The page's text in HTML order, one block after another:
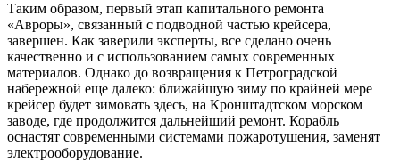
Таким образом, первый этап капитального ремонта
«Авроры», связанный с подводной частью крейсера,
завершен. Как заверили эксперты, все сделано очень
качественно и с использованием самых современных
материалов. Однако до возвращения к Петроградской
набережной еще далеко: ближайшую зиму по крайней мере
крейсер будет зимовать здесь, на Кронштадтском морском
заводе, где продолжится дальнейший ремонт. Корабль
оснастят современными системами пожаротушения, заменят
электрооборудование.